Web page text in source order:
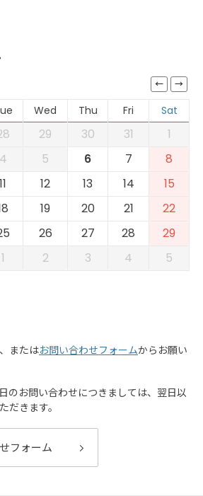
Wed Thu Fri Sat
29 30 31
1
4 5 6 7
8
11 12 13 14
15
19 20 21
22
26 27 28
29
1 2 3 4 5
、またはお問い合わせフォームからお願い
のお問い合わせにつきましては、翌日以
だきます。
フォーム